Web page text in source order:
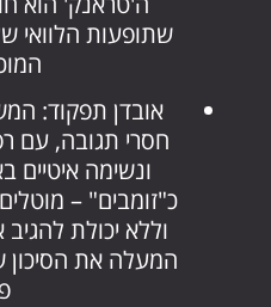
שתופעות הלוואי
אובדן תפקוד:
חסרי תגובה, עם
ונשימה איטיים
כ"זומבים" –
וללא יכולת
המעלה את הסיכון